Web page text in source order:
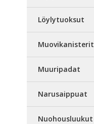
Löylytuoksut
Muovikanisterit
Muuripadat
Narusaippuat
Nuohousluukut